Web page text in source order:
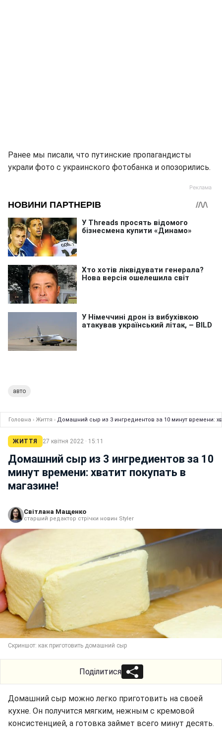
Ранее мы писали, что путинские пропагандисты
украли фото с украинского фотобанка и опозорились.
авто
Головна › Життя › Домашний сыр из 3 ингредиентов за 10 минут времени:
ЖИТТЯ 27 квітня 2022 · 15:11
Домашний сыр из 3 ингредиентов за 10
минут времени: хватит покупать в
магазине!
Світлана Мащенко
старший редактор стрічки новин Styler
Скриншот: как приготовить домашний сыр
Поділитися
Домашний сыр можно легко приготовить на своей
кухне. Он получится мягким, нежным с кремовой
консистенцией, а готовка займет всего минут десять.